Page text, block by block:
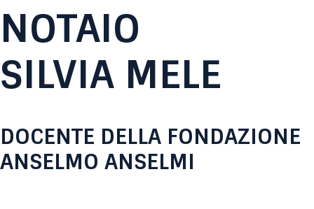
NOTAIO
SILVIA MELE
DOCENTE DELLA FONDAZIONE
ANSELMO ANSELMI